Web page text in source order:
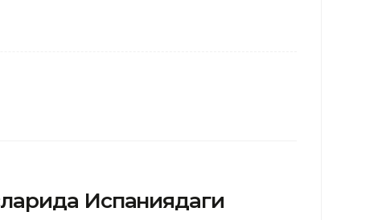
Испаниядаги